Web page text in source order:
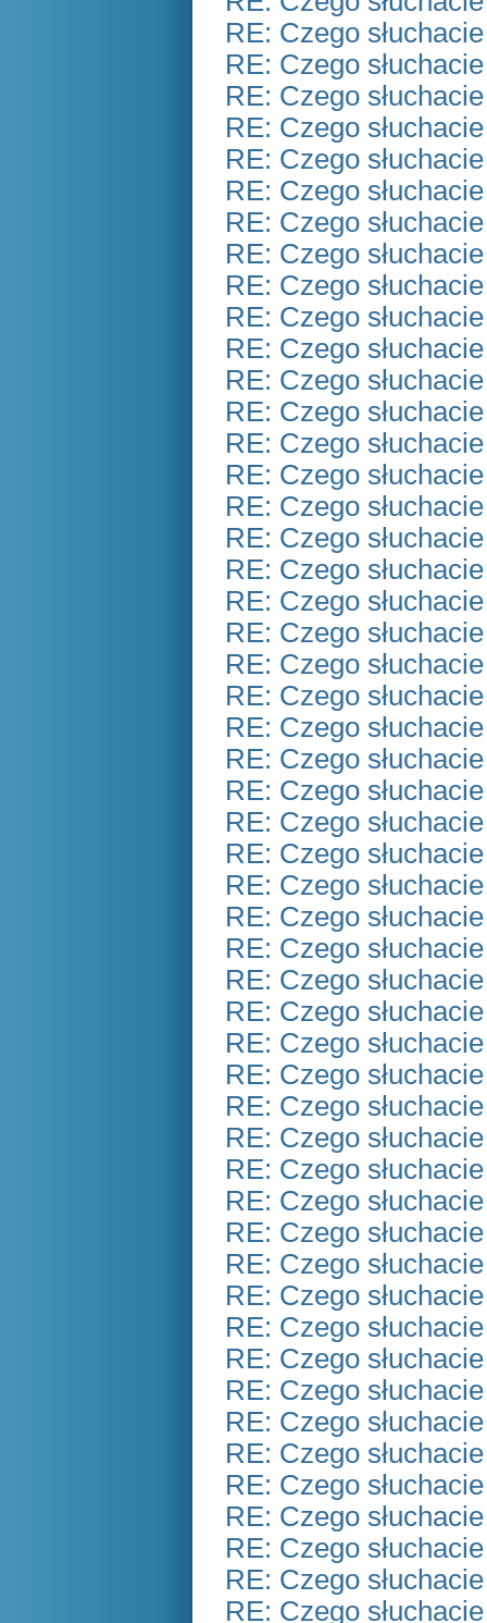
RE: Czego
RE: Czego
RE: Czego
RE: Czego
RE: Czego
RE: Czego
RE: Czego
RE: Czego
RE: Czego
RE: Czego
RE: Czego
RE: Czego
RE: Czego
RE: Czego
RE: Czego
RE: Czego
RE: Czego
RE: Czego
RE: Czego
RE: Czego
RE: Czego
RE: Czego
RE: Czego
RE: Czego
RE: Czego
RE: Czego
RE: Czego
RE: Czego
RE: Czego
RE: Czego
RE: Czego
RE: Czego
RE: Czego
RE: Czego
RE: Czego
RE: Czego
RE: Czego
RE: Czego
RE: Czego
RE: Czego
RE: Czego
RE: Czego
RE: Czego
RE: Czego
RE: Czego
RE: Czego
RE: Czego
RE: Czego
RE: Czego
RE: Czego
RE: Czego